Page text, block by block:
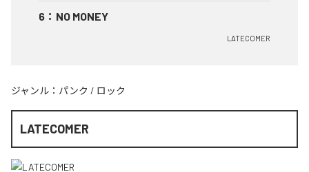
6 ： NO MONEY
LATECOMER
ジャンル： パンク / ロック
LATECOMER